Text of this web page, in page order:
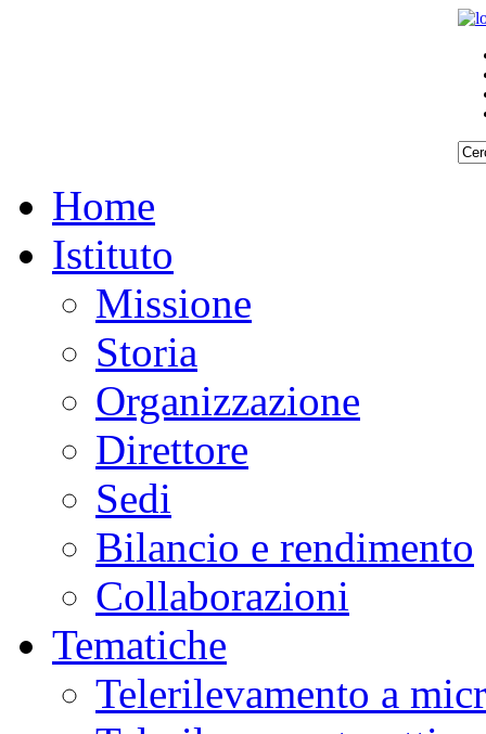
Home
Istituto
Missione
Storia
Organizzazione
Direttore
Sedi
Bilancio e rendimento
Collaborazioni
Tematiche
Telerilevamento a